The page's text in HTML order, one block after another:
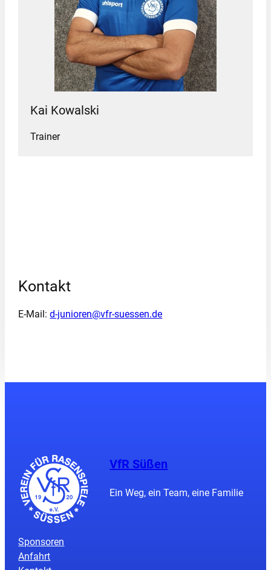
Kai Kowalski
Trainer
Kontakt
E-Mail:d-junioren@vfr-suessen.de
VfR Süßen
Ein Weg, ein Team, eine Familie
Sponsoren
Anfahrt